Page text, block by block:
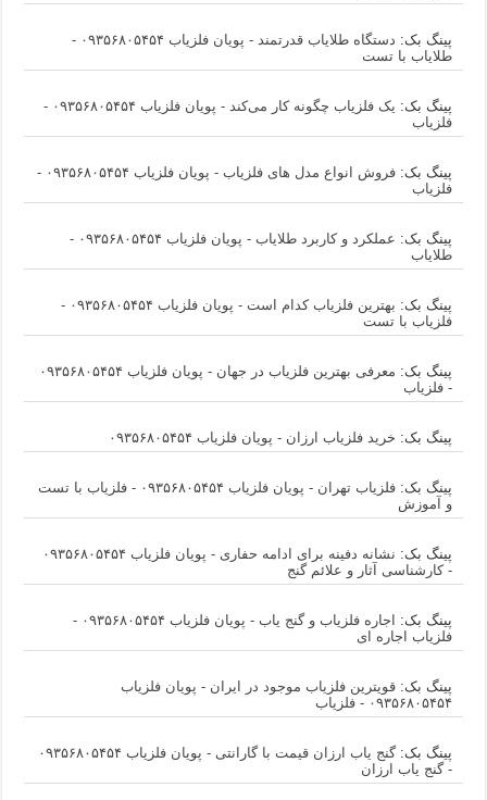
پینگ بک:
دستگاه طلایاب قدرتمند - پویان فلزیاب ۰۹۳۵۶۸۰۵۴۵۴ -
طلایاب با تست
پینگ بک:
یک فلزیاب چگونه کار می‌کند - پویان فلزیاب ۰۹۳۵۶۸۰۵۴۵۴ -
فلزیاب
پینگ بک:
فروش انواع مدل های فلزیاب - پویان فلزیاب ۰۹۳۵۶۸۰۵۴۵۴ -
فلزیاب
پینگ بک:
عملکرد و کاربرد طلایاب - پویان فلزیاب ۰۹۳۵۶۸۰۵۴۵۴ -
طلایاب
پینگ بک:
بهترین فلزیاب کدام است - پویان فلزیاب ۰۹۳۵۶۸۰۵۴۵۴ -
فلزیاب با تست
پینگ بک:
معرفی بهترین فلزیاب در جهان - پویان فلزیاب ۰۹۳۵۶۸۰۵۴۵۴
- فلزیاب
پینگ بک: خرید فلزیاب ارزان - پویان فلزیاب ۰۹۳۵۶۸۰۵۴۵۴
پینگ بک:
فلزیاب تهران - پویان فلزیاب ۰۹۳۵۶۸۰۵۴۵۴ - فلزیاب با تست
و آموزش
پینگ بک:
نشانه دفینه برای ادامه حفاری - پویان فلزیاب ۰۹۳۵۶۸۰۵۴۵۴
- کارشناسی آثار و علائم گنج
پینگ بک:
اجاره فلزیاب و گنج یاب - پویان فلزیاب ۰۹۳۵۶۸۰۵۴۵۴ -
فلزیاب اجاره ای
پینگ بک:قویترین فلزیاب موجود در ایران - پویان فلزیاب
۰۹۳۵۶۸۰۵۴۵۴ - فلزیاب
پینگ بک:
گنج یاب ارزان قیمت با گارانتی - پویان فلزیاب ۰۹۳۵۶۸۰۵۴۵۴
- گنج یاب ارزان